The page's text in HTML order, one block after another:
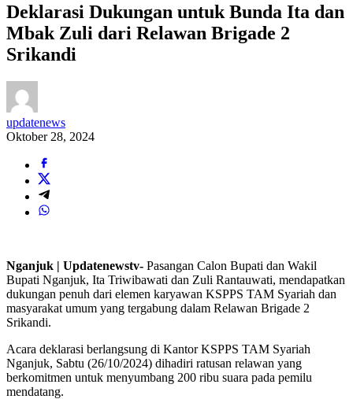
Deklarasi Dukungan untuk Bunda Ita dan
Mbak Zuli dari Relawan Brigade 2
Srikandi
updatenews
Oktober 28, 2024
Nganjuk | Updatenewstv- Pasangan Calon Bupati dan Wakil
Bupati Nganjuk, Ita Triwibawati dan Zuli Rantauwati, mendapatkan
dukungan penuh dari elemen karyawan KSPPS TAM Syariah dan
masyarakat umum yang tergabung dalam Relawan Brigade 2
Srikandi.
Acara deklarasi berlangsung di Kantor KSPPS TAM Syariah
Nganjuk, Sabtu (26/10/2024) dihadiri ratusan relawan yang
berkomitmen untuk menyumbang 200 ribu suara pada pemilu
mendatang.